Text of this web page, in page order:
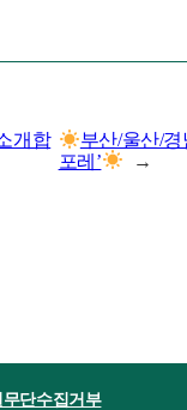
개합
부산/울산/경
포레’
→
무단수집거부